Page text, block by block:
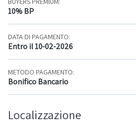
10% BP
DATA DI PAGAMENTO:
Entro il 10-02-2026
METODO PAGAMENTO:
Bonifico Bancario
Localizzazione